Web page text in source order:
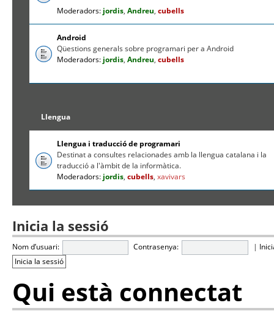
Moderadors: jordis,Andreu,cubells
Android
Qüestions generals sobre programari per a Android
Moderadors: jordis,Andreu,cubells
Llengua
Llengua i traducció de programari
Destinat a consultes relacionades amb la llengua catalana i la
traducció a l'àmbit de la informàtica.
Moderadors: jordis,cubells,xavivars
Inicia la sessió
Nom d’usuari: Contrasenya: |
Qui està connectat